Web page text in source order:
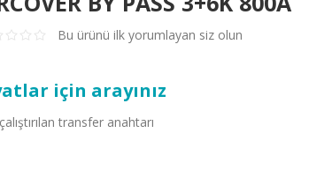
Bu ürünü ilk yorumlayan siz olun
için arayınız
transfer anahtarı